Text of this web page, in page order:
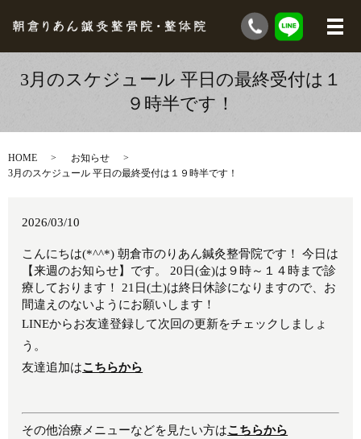
3月のスケジュール 平日の最終受付は１
９時半です！
HOME
お知らせ
3月のスケジュール 平日の最終受付は１９時半です！
2026/03/10
こんにちは(*^^*) 朝倉市のりあん鍼灸整骨院です！ 今日は
【来週のお知らせ】です。 20日(金)は９時～１４時まで診
療しております！ 21日(土)は終日休診になりますので、お
間違えのないようにお願いします！
LINEからお友達登録して次回の更新をチェックしましょ
う。
友達追加はこちらから
その他治療メニューなどを見たい方はこちらから